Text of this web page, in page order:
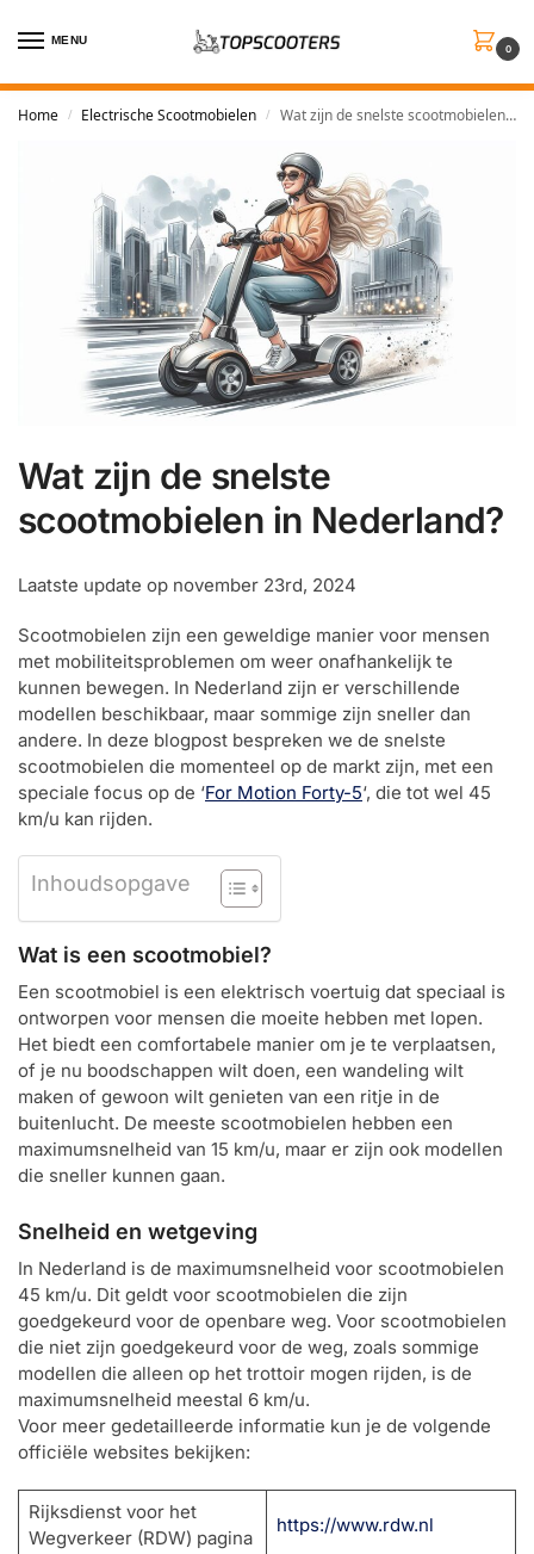
MENU
0
Home / Electrische Scootmobielen / Wat zijn de snelste scootmobielen in Nederland?
Wat zijn de snelste
scootmobielen in Nederland?
Laatste update op november 23rd, 2024
Scootmobielen zijn een geweldige manier voor mensen
met mobiliteitsproblemen om weer onafhankelijk te
kunnen bewegen. In Nederland zijn er verschillende
modellen beschikbaar, maar sommige zijn sneller dan
andere. In deze blogpost bespreken we de snelste
scootmobielen die momenteel op de markt zijn, met een
speciale focus op de ‘For Motion Forty-5‘, die tot wel 45
km/u kan rijden.
Inhoudsopgave
Wat is een scootmobiel?
Een scootmobiel is een elektrisch voertuig dat speciaal is
ontworpen voor mensen die moeite hebben met lopen.
Het biedt een comfortabele manier om je te verplaatsen,
of je nu boodschappen wilt doen, een wandeling wilt
maken of gewoon wilt genieten van een ritje in de
buitenlucht. De meeste scootmobielen hebben een
maximumsnelheid van 15 km/u, maar er zijn ook modellen
die sneller kunnen gaan.
Snelheid en wetgeving
In Nederland is de maximumsnelheid voor scootmobielen
45 km/u. Dit geldt voor scootmobielen die zijn
goedgekeurd voor de openbare weg. Voor scootmobielen
die niet zijn goedgekeurd voor de weg, zoals sommige
modellen die alleen op het trottoir mogen rijden, is de
maximumsnelheid meestal 6 km/u.
Voor meer gedetailleerde informatie kun je de volgende
officiële websites bekijken:
Rijksdienst voor het
Wegverkeer (RDW) pagina
https://www.rdw.nl